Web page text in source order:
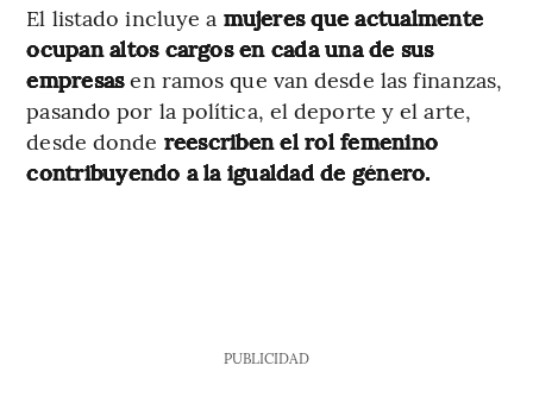
El listado incluye a mujeres que actualmente
ocupan altos cargos en cada una de sus
empresasen ramos que van desde las finanzas,
pasando por la política, el deporte y el arte,
desde donde reescriben el rol femenino
contribuyendo a la igualdad de género.
PUBLICIDAD